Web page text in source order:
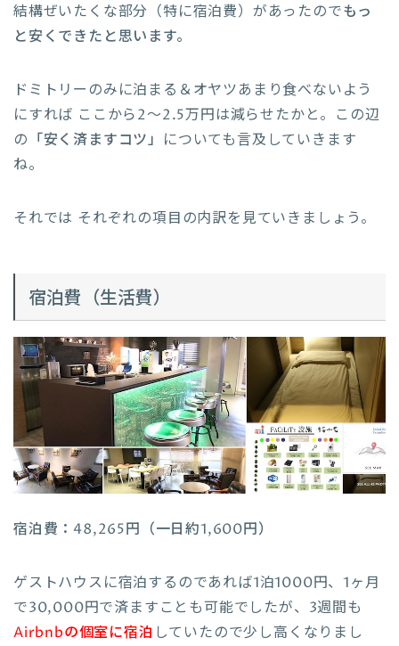
結構ぜいたくな部分（特に宿泊費）があったのでもっ
と安くできたと思います。
ドミトリーのみに泊まる＆オヤツあまり食べないよう
にすれば ここから2〜2.5万円は減らせたかと。この辺
の 「安く済ますコツ」 についても言及していきます
ね。
それでは それぞれの項目の内訳を見ていきましょう。
宿泊費（生活費）
宿泊費：48,265円（一日約1,600円）
ゲストハウスに宿泊するのであれば1泊1000円、1ヶ月
で30,000円で済ますことも可能でしたが、3週間も
Airbnbの個室に宿泊 していたので少し高くなりまし